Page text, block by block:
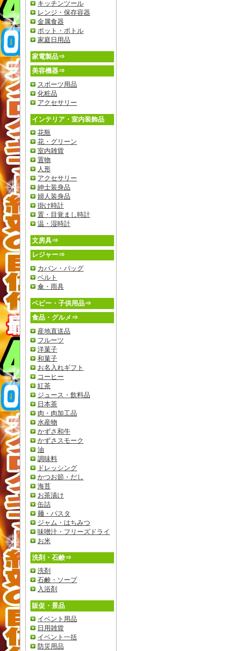
キッチンツール
レンジ・保存容器
金属食器
ポット・ボトル
家庭日用品
家電製品⇒
美容機器⇒
スポーツ用品
化粧品
アクセサリー
インテリア・室内装飾品
花瓶
花・グリーン
室内雑貨
置物
人形
アクセサリー
紳士装身品
婦人装身品
掛け時計
置・目覚まし時計
温・湿時計
文房具⇒
レジャー⇒
カバン・バッグ
ベルト
傘・雨具
ベビー・子供用品⇒
食品・グルメ⇒
産地直送品
フルーツ
洋菓子
和菓子
お名入れギフト
コーヒー
紅茶
ジュース・飲料品
日本茶
肉・肉加工品
水産物
かずさ和牛
かずさスモーク
油
調味料
ドレッシング
かつお節・だし
海苔
お茶漬け
缶詰
麺・パスタ
ジャム・はちみつ
味噌汁・フリーズドライ
お米
洗剤・石鹸⇒
洗剤
石鹸・ソープ
入浴剤
販促・景品
イベント用品
日用雑貨
イベント一括
防災用品